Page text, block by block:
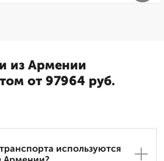
из Армении
от 97964 руб.
используются